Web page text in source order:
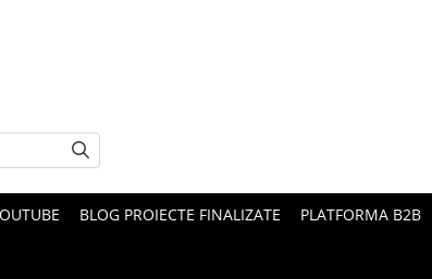
BLOG PROIECTE FINALIZATE PLATFORMA B2B